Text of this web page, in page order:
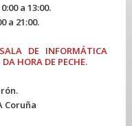
a 13:00.
a 21:00.
DE INFORMÁTICA
HORA DE PECHE.
Coruña